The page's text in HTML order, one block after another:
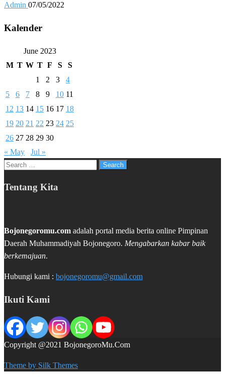
Admin 07/05/2022
Kalender
June 2023
M T W T F S
S
1
2 3
4
5
6 7 8 9 10 11
12 13 14 15 16 17 18
19 20 21 22 23 24 25
26 27 28 29 30
« May
Jul »
Search
Tentang Kita
Bojonegoromu.com adalah portal media berita online Pimpinan
Daerah Muhammadiyah Bojonegoro. Mengabarkan kabar baik
berkemajuan.
Hubungi kami : bojonegoromu@gmail.com
Ikuti Kami
Copyright @2021 BojonegoroMu.Com
Theme by Silk Themes